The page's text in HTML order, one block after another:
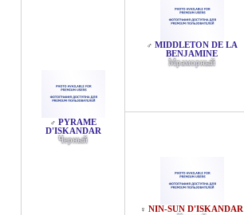
♂ PYRAME
D'ISKANDAR
Черный
♂ MIDDLETON DE LA
BENJAMINE
Мраморный
♀ NIN-SUN D'ISKANDAR